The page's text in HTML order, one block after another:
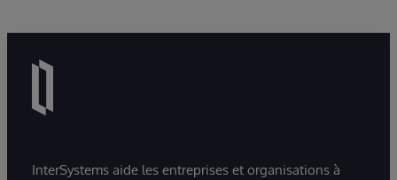
InterSystems aide les entreprises et organisations à